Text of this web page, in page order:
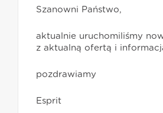
Szanowni Państwo,
aktualnie uruchomiliśmy
z aktualną ofertą i
pozdrawiamy
Esprit